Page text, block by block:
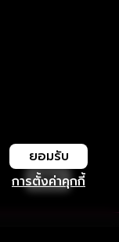
การตั้งค่าคุกกี้
ยอมรับ
เปิด